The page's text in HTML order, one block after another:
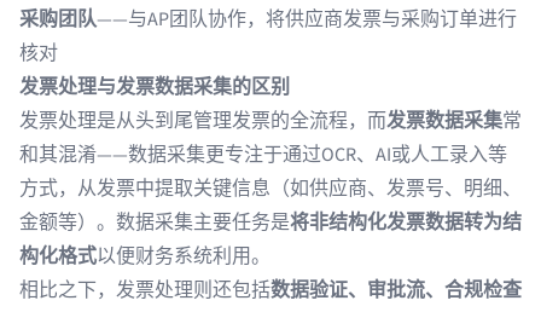
采购团队——与AP团队协作，将供应商发票与采购订单进行
核对
发票处理与发票数据采集的区别
发票处理是从头到尾管理发票的全流程，而发票数据采集常
和其混淆——数据采集更专注于通过OCR、AI或人工录入等
方式，从发票中提取关键信息（如供应商、发票号、明细、
金额等）。数据采集主要任务是将非结构化发票数据转为结
构化格式以便财务系统利用。
相比之下，发票处理则还包括数据验证、审批流、合规检查